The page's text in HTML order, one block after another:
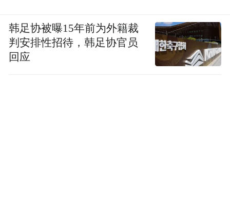
韩足协被曝15年前为外籍裁
判安排性招待，韩足协官员
回应